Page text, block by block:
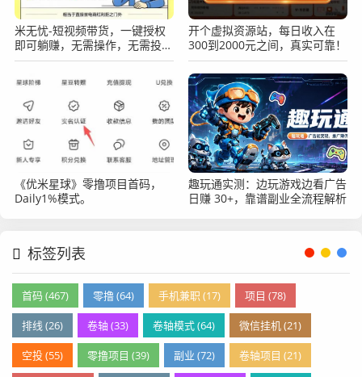
米无忧-短视频带货，一键授权
即可躺赚，无需操作，无需投
资，0撸绿色正规！
开个虚拟资源站，每日收入在
300到2000元之间，真实可靠！
《优米星球》零撸项目首码，
Daily1%模式。
趣玩通实测：边玩游戏边看广告
日赚 30+，靠谱副业全流程解析
标签列表
首码 (467) 零撸 (64) 手机兼职 (17) 项目 (78)
排线 (26) 卷轴 (33) 卷轴模式 (64) 微信挂机 (21)
空投 (55) 零撸项目 (39) 副业 (72) 卷轴项目 (21)